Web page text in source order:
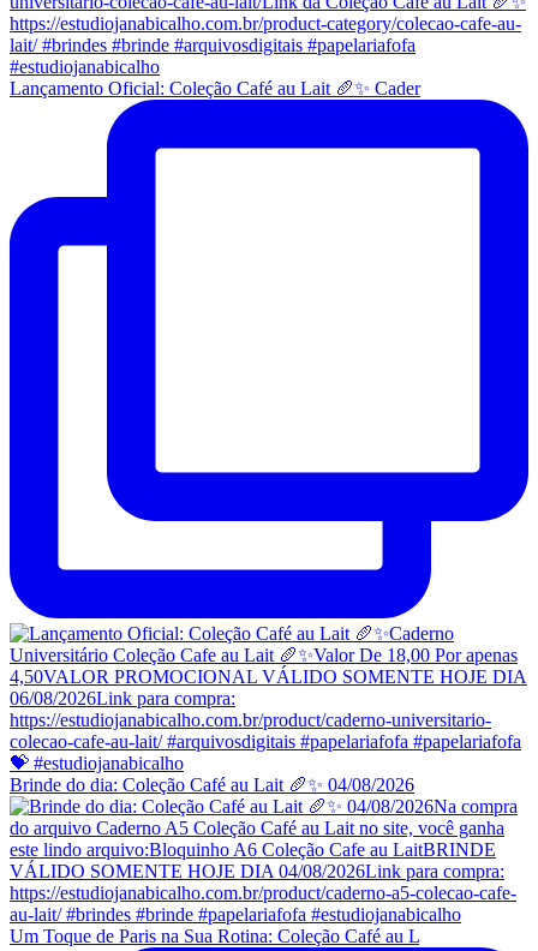
Lançamento Oficial: Coleção Café au Lait 🥖✨ Cader
Brinde do dia: Coleção Café au Lait 🥖✨ 04/08/2026
Um Toque de Paris na Sua Rotina: Coleção Café au L